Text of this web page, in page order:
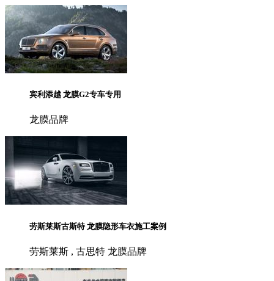
宾利添越 龙膜G2专车专用
龙膜品牌
劳斯莱斯古斯特 龙膜隐形车衣施工案例
劳斯莱斯 , 古思特 龙膜品牌